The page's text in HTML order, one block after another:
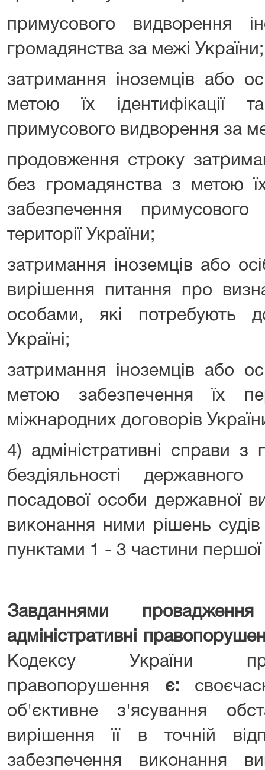
примусового видворення
громадянства за межі України;
затримання іноземців або
метою їх ідентифікації
примусового видворення за
продовження строку
без громадянства з метою їх
забезпечення
території України;
затримання іноземців або
вирішення питання про
особами, які потребують
Україні;
затримання іноземців або
метою забезпечення їх
міжнародних договорів
4) адміністративні справи з
бездіяльності
посадової особи державної
виконання ними рішень
пунктами 1 - 3 частини першої
Завданнями
адміністративні
Кодексу України про
правопорушення є:
об'єктивне з'ясування
вирішення її в точній
забезпечення виконання